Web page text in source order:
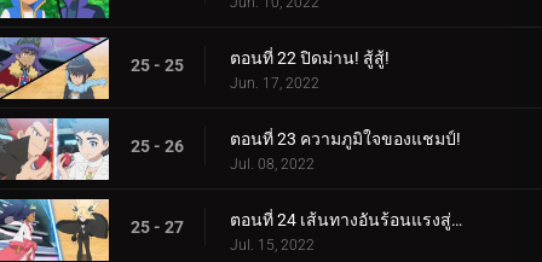
25 - 25 ตอนที่ 22 ปิดม่าน! สู้สู้!
Jun. 17, 2022
25 - 26 ตอนที่ 23 ความภูมิใจของแชมป์!
Jul. 08, 2022
25 - 27 ตอนที่ 24 เส้นทางอันร้อนแรงสู่การเป็นผู้เชี่ยวชาญ!
Jul. 15, 2022